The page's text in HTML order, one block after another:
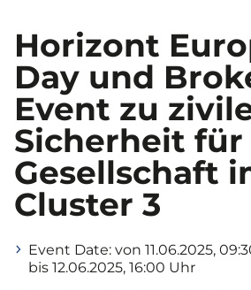
Horizont
Day und
Event zu
Sicherheit für
Gesellschaft
Cluster 3
Event Date: von 11.06.2025,
bis 12.06.2025, 16:00 Uhr